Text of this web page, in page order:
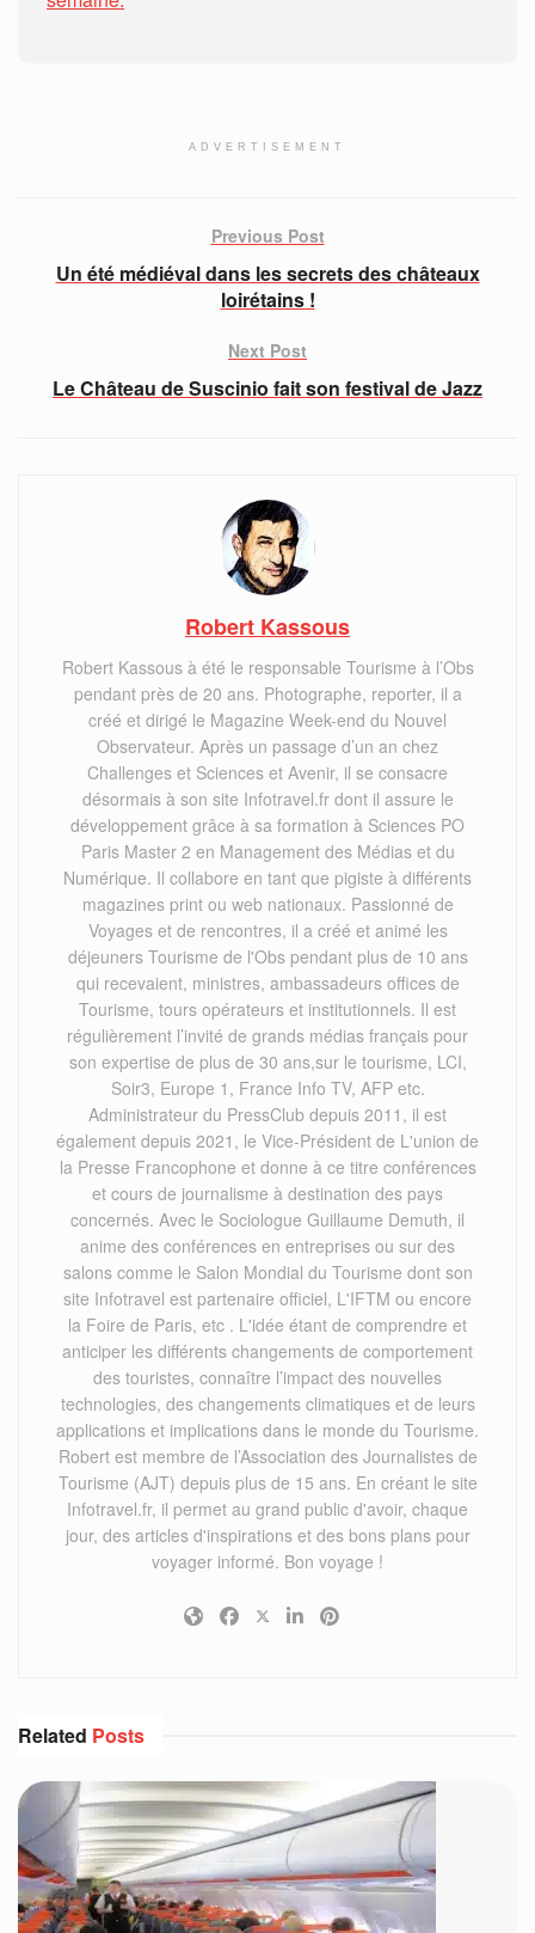
ADVERTISEMENT
Previous Post
Un été médiéval dans les secrets des châteaux
loirétains !
Next Post
Le Château de Suscinio fait son festival de Jazz
Robert Kassous
Robert Kassous à été le responsable Tourisme à l’Obs
pendant près de 20 ans. Photographe, reporter, il a
créé et dirigé le Magazine Week-end du Nouvel
Observateur. Après un passage d’un an chez
Challenges et Sciences et Avenir, il se consacre
désormais à son site Infotravel.fr dont il assure le
développement grâce à sa formation à Sciences PO
Paris Master 2 en Management des Médias et du
Numérique. Il collabore en tant que pigiste à différents
magazines print ou web nationaux. Passionné de
Voyages et de rencontres, il a créé et animé les
déjeuners Tourisme de l'Obs pendant plus de 10 ans
qui recevaient, ministres, ambassadeurs offices de
Tourisme, tours opérateurs et institutionnels. Il est
régulièrement l’invité de grands médias français pour
son expertise de plus de 30 ans,sur le tourisme, LCI,
Soir3, Europe 1, France Info TV, AFP etc.
Administrateur du PressClub depuis 2011, il est
également depuis 2021, le Vice-Président de L'union de
la Presse Francophone et donne à ce titre conférences
et cours de journalisme à destination des pays
concernés. Avec le Sociologue Guillaume Demuth, il
anime des conférences en entreprises ou sur des
salons comme le Salon Mondial du Tourisme dont son
site Infotravel est partenaire officiel, L'IFTM ou encore
la Foire de Paris, etc . L'idée étant de comprendre et
anticiper les différents changements de comportement
des touristes, connaître l’impact des nouvelles
technologies, des changements climatiques et de leurs
applications et implications dans le monde du Tourisme.
Robert est membre de l’Association des Journalistes de
Tourisme (AJT) depuis plus de 15 ans. En créant le site
Infotravel.fr, il permet au grand public d'avoir, chaque
jour, des articles d'inspirations et des bons plans pour
voyager informé. Bon voyage !
Related Posts